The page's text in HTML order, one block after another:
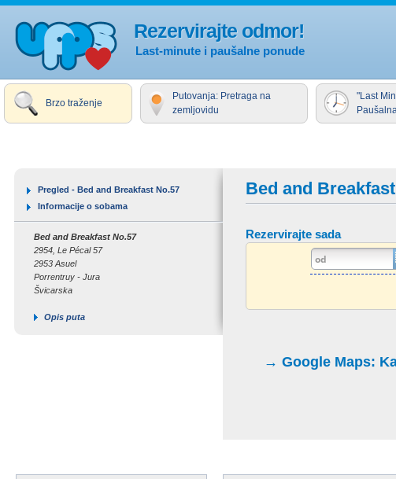
Rezervirajte odmor!
Last-minute i paušalne ponude
Brzo traženje
Putovanja: Pretraga na
zemljovidu
"Last
Bed and
Rezervirajte sada
→ Google Maps:
Pregled - Bed and Breakfast No.57
Informacije o sobama
Bed and Breakfast No.57
2954, Le Pécal 57
2953 Asuel
Porrentruy - Jura
Švicarska
Opis puta